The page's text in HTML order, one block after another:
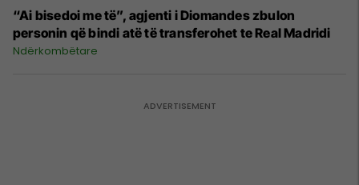
“Ai bisedoi me të”, agjenti i Diomandes zbulon
personin që bindi atë të transferohet te Real Madridi
Ndërkombëtare